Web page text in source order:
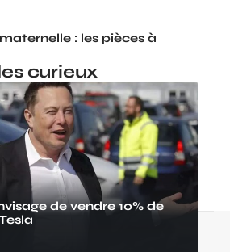
: les pièces à
curieux
de vendre 10% de